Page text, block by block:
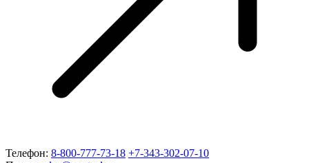
Телефон: 8-800-777-73-18 +7-343-302-07-10